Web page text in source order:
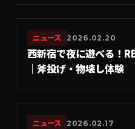
ニュース 2026.02.20
西新宿で夜に遊べる！
｜斧投げ・物壊し体験
ニュース 2026.02.17